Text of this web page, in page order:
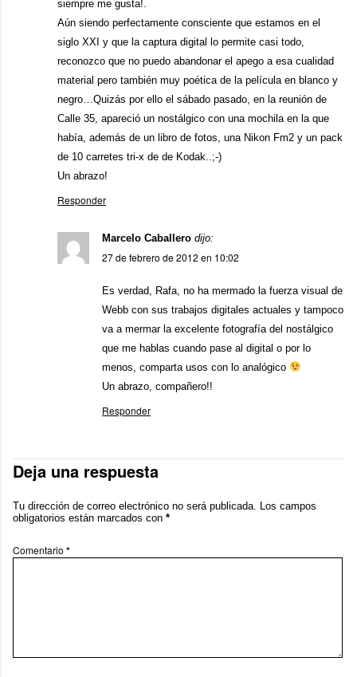
siempre me gusta!.
Aún siendo perfectamente consciente que estamos en el
siglo XXI y que la captura digital lo permite casi todo,
reconozco que no puedo abandonar el apego a esa cualidad
material pero también muy poética de la película en blanco y
negro…Quizás por ello el sábado pasado, en la reunión de
Calle 35, apareció un nostálgico con una mochila en la que
había, además de un libro de fotos, una Nikon Fm2 y un pack
de 10 carretes tri-x de de Kodak..;-)
Un abrazo!
Responder
Marcelo Caballero dijo:
27 de febrero de 2012 en 10:02
Es verdad, Rafa, no ha mermado la fuerza visual de
Webb con sus trabajos digitales actuales y tampoco
va a mermar la excelente fotografía del nostálgico
que me hablas cuando pase al digital o por lo
menos, comparta usos con lo analógico
Un abrazo, compañero!!
Responder
Deja una respuesta
Tu dirección de correo electrónico no será publicada. Los campos
obligatorios están marcados con *
Comentario *